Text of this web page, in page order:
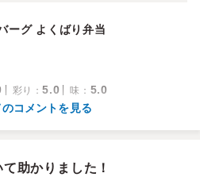
ーグ よくばり弁当
彩り ：5.0 味 ： 5.0
コメントを見る
助かりました！